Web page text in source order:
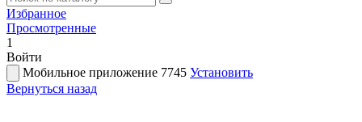
Избранное
Просмотренные
1
Войти
Мобильное приложение 7745 Установить
Вернуться назад